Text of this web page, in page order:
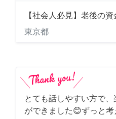
【社会人必見】老後の資
東京都
とても話しやすい方で
ができました😊ずっと